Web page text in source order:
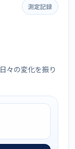
測定記録
々の変化を振り